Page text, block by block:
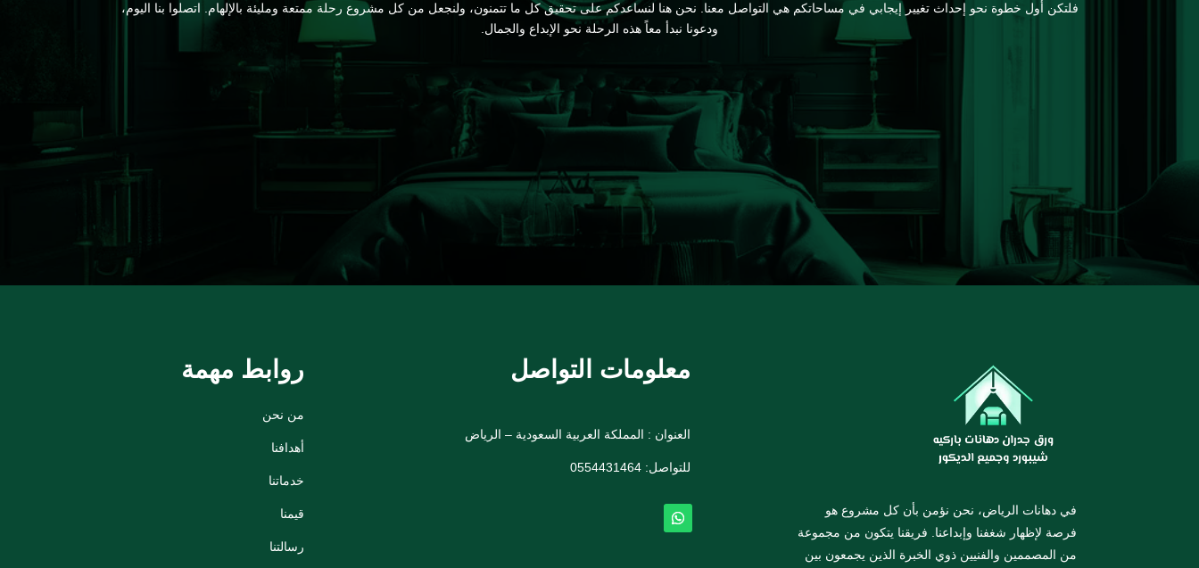
فلتكن أول خطوة نحو إحداث تغيير إيجابي في مساحاتكم هي التواصل معنا. نحن هنا لنساعدكم على تحقيق كل ما تتمنون، ولنجعل من كل مشروع رحلة ممتعة ومليئة بالإلهام. اتصلوا بنا اليوم،
ودعونا نبدأ معاً هذه الرحلة نحو الإبداع والجمال.
روابط مهمة
من نحن
أهدافنا
خدماتنا
قيمنا
رسالتنا
معلومات التواصل
العنوان : المملكة العربية السعودية – الرياض
للتواصل: ⁦ 0554431464
في دهانات الرياض، نحن نؤمن بأن كل مشروع هو
فرصة لإظهار شغفنا وإبداعنا. فريقنا يتكون من مجموعة
من المصممين والفنيين ذوي الخبرة الذين يجمعون بين